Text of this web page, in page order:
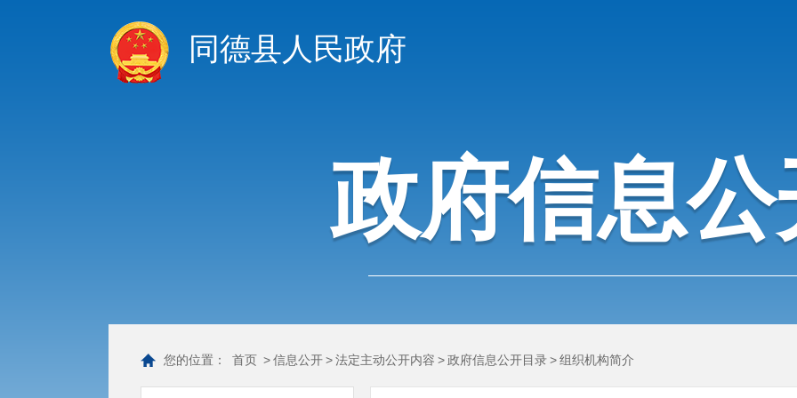
同德县人民政府
政府信息公
您的位置： 首页 >信息公开>法定主动公开内容 >政府信息公开目录>组织机构简介